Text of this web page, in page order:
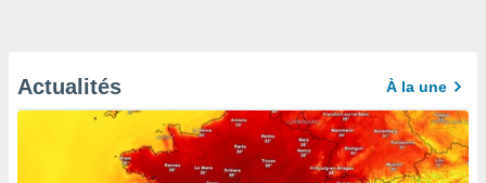
Actualités À la une